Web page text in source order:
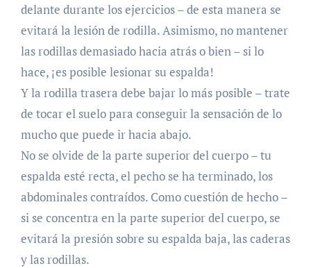
delante durante los ejercicios – de esta manera se
evitará la lesión de rodilla. Asimismo, no mantener
las rodillas demasiado hacia atrás o bien – si lo
hace, ¡es posible lesionar su espalda!
Y la rodilla trasera debe bajar lo más posible – trate
de tocar el suelo para conseguir la sensación de lo
mucho que puede ir hacia abajo.
No se olvide de la parte superior del cuerpo – tu
espalda esté recta, el pecho se ha terminado, los
abdominales contraídos. Como cuestión de hecho –
si se concentra en la parte superior del cuerpo, se
evitará la presión sobre su espalda baja, las caderas
y las rodillas.